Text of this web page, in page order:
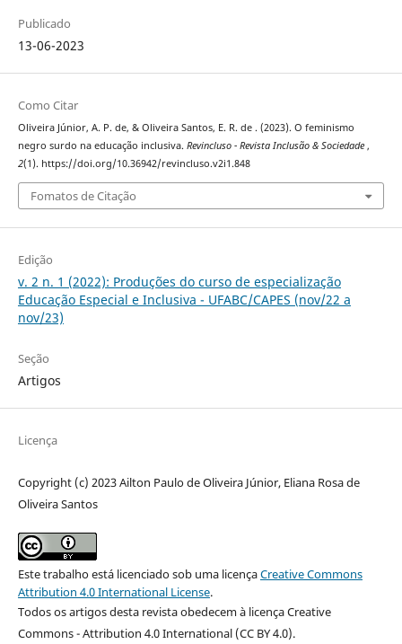
Publicado
13-06-2023
Como Citar
Oliveira Júnior, A. P. de, & Oliveira Santos, E. R. de . (2023). O feminismo
negro surdo na educação inclusiva. Revincluso - Revista Inclusão & Sociedade ,
2(1). https://doi.org/10.36942/revincluso.v2i1.848
Fomatos de Citação
Edição
v. 2 n. 1 (2022): Produções do curso de especialização
Educação Especial e Inclusiva - UFABC/CAPES (nov/22 a
nov/23)
Seção
Artigos
Licença
Copyright (c) 2023 Ailton Paulo de Oliveira Júnior, Eliana Rosa de
Oliveira Santos
Este trabalho está licenciado sob uma licençaCreative Commons
Attribution 4.0 International License.
Todos os artigos desta revista obedecem à licença Creative
Commons - Attribution 4.0 International (CC BY 4.0).